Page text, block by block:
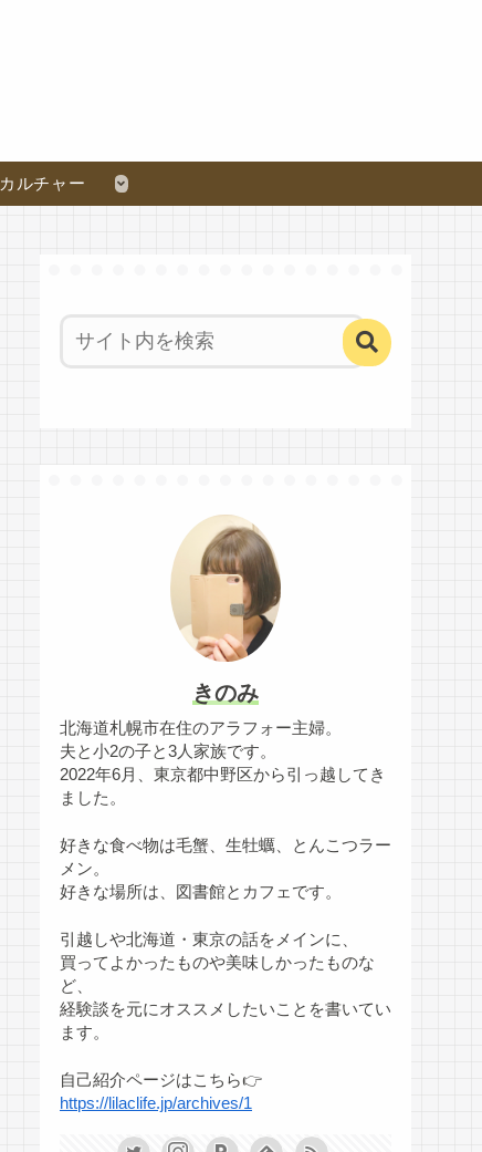
カルチャー
きのみ
北海道札幌市在住のアラフォー主婦。
夫と小2の子と3人家族です。
2022年6月、東京都中野区から引っ越してき
ました。
好きな食べ物は毛蟹、生牡蠣、とんこつラー
メン。
好きな場所は、図書館とカフェです。
引越しや北海道・東京の話をメインに、
買ってよかったものや美味しかったものな
ど、
経験談を元にオススメしたいことを書いてい
ます。
自己紹介ページはこちら👉
https://lilaclife.jp/archives/1